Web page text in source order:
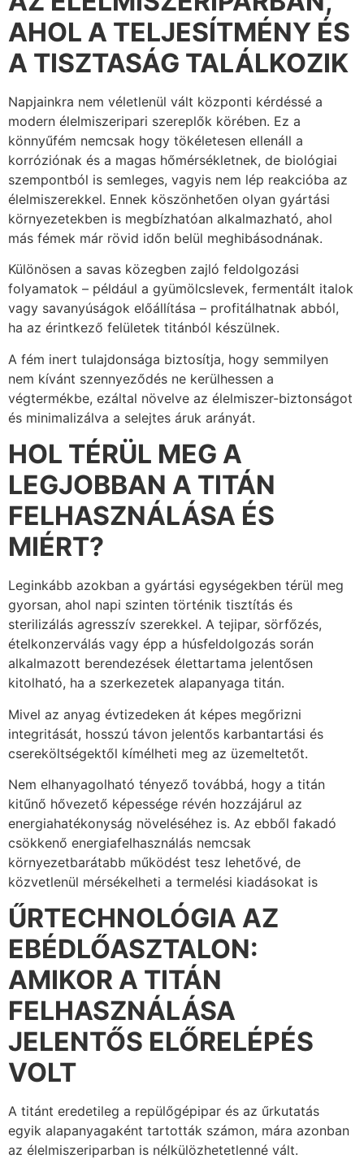
AHOL A TELJESÍTMÉNY ÉS
A TISZTASÁG TALÁLKOZIK
Napjainkra nem véletlenül vált központi kérdéssé a
modern élelmiszeripari szereplők körében. Ez a
könnyűfém nemcsak hogy tökéletesen ellenáll a
korróziónak és a magas hőmérsékletnek, de biológiai
szempontból is semleges, vagyis nem lép reakcióba az
élelmiszerekkel. Ennek köszönhetően olyan gyártási
környezetekben is megbízhatóan alkalmazható, ahol
más fémek már rövid időn belül meghibásodnának.
Különösen a savas közegben zajló feldolgozási
folyamatok – például a gyümölcslevek, fermentált italok
vagy savanyúságok előállítása – profitálhatnak abból,
ha az érintkező felületek titánból készülnek.
A fém inert tulajdonsága biztosítja, hogy semmilyen
nem kívánt szennyeződés ne kerülhessen a
végtermékbe, ezáltal növelve az élelmiszer-biztonságot
és minimalizálva a selejtes áruk arányát.
HOL TÉRÜL MEG A
LEGJOBBAN A TITÁN
FELHASZNÁLÁSA ÉS
MIÉRT?
Leginkább azokban a gyártási egységekben térül meg
gyorsan, ahol napi szinten történik tisztítás és
sterilizálás agresszív szerekkel. A tejipar, sörfőzés,
ételkonzerválás vagy épp a húsfeldolgozás során
alkalmazott berendezések élettartama jelentősen
kitolható, ha a szerkezetek alapanyaga titán.
Mivel az anyag évtizedeken át képes megőrizni
integritását, hosszú távon jelentős karbantartási és
csereköltségektől kímélheti meg az üzemeltetőt.
Nem elhanyagolható tényező továbbá, hogy a titán
kitűnő hővezető képessége révén hozzájárul az
energiahatékonyság növeléséhez is. Az ebből fakadó
csökkenő energiafelhasználás nemcsak
környezetbarátabb működést tesz lehetővé, de
közvetlenül mérsékelheti a termelési kiadásokat is
ŰRTECHNOLÓGIA AZ
EBÉDLŐASZTALON:
AMIKOR A TITÁN
FELHASZNÁLÁSA
JELENTŐS ELŐRELÉPÉS
VOLT
A titánt eredetileg a repülőgépipar és az űrkutatás
egyik alapanyagaként tartották számon, mára azonban
az élelmiszeriparban is nélkülözhetetlenné vált.